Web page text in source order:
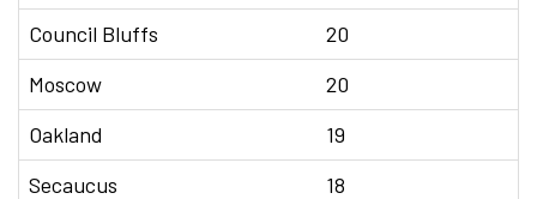
Council Bluffs
20
Moscow
20
Oakland
19
Secaucus
18